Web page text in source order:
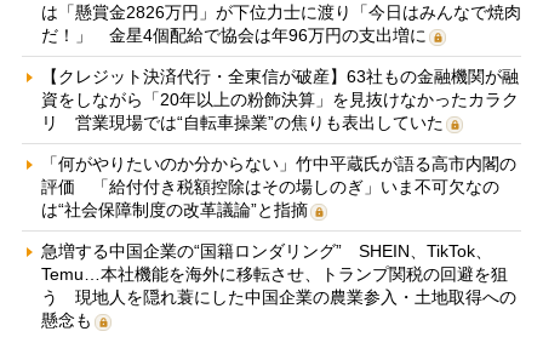
は「懸賞金2826万円」が下位力士に渡り「今日はみんなで焼肉
だ！」 金星4個配給で協会は年96万円の支出増に
【クレジット決済代行・全東信が破産】63社もの金融機関が融
資をしながら「20年以上の粉飾決算」を見抜けなかったカラク
リ 営業現場では“自転車操業”の焦りも表出していた
「何がやりたいのか分からない」竹中平蔵氏が語る高市内閣の
評価 「給付付き税額控除はその場しのぎ」いま不可欠なの
は“社会保障制度の改革議論”と指摘
急増する中国企業の“国籍ロンダリング” SHEIN、TikTok、
Temu…本社機能を海外に移転させ、トランプ関税の回避を狙
う 現地人を隠れ蓑にした中国企業の農業参入・土地取得への
懸念も